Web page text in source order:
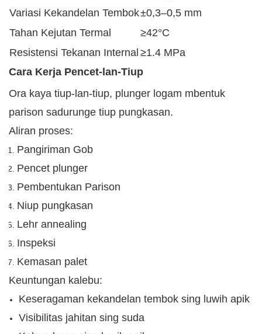
Variasi Kekandelan Tembok±0,3–0,5 mm
Tahan Kejutan Termal
≥42°C
Resistensi Tekanan Internal ≥1.4 MPa
Cara Kerja Pencet-lan-Tiup
Ora kaya tiup-lan-tiup, plunger logam mbentuk
parison sadurunge tiup pungkasan.
Aliran proses:
Pangiriman Gob
Pencet plunger
Pembentukan Parison
Niup pungkasan
Lehr annealing
Inspeksi
Kemasan palet
Keuntungan kalebu:
Keseragaman kekandelan tembok sing luwih apik
Visibilitas jahitan sing suda